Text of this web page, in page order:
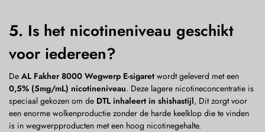
5. Is het nicotineniveau geschikt
voor iedereen?
De AL Fakher 8000 Wegwerp E-sigaret wordt geleverd met een
0,5% (5mg/mL) nicotineniveau. Deze lagere nicotineconcentratie is
speciaal gekozen om de DTL inhaleert in shishastijl, Dit zorgt voor
een enorme wolkenproductie zonder de harde keelklop die te vinden
is in wegwerpproducten met een hoog nicotinegehalte.